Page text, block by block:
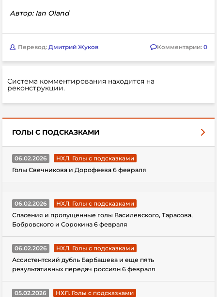
Автор: Ian Oland
Перевод: Дмитрий Жуков Комментарии: 0
Система комментирования находится на
реконструкции.
ГОЛЫ С ПОДСКАЗКАМИ
06.02.2026
НХЛ. Голы с подсказками
Голы Свечникова и Дорофеева 6 февраля
06.02.2026
НХЛ. Голы с подсказками
Спасения и пропущенные голы Василевского, Тарасова,
Бобровского и Сорокина 6 февраля
06.02.2026
НХЛ. Голы с подсказками
Ассистентский дубль Барбашева и еще пять
результативных передач россиян 6 февраля
05.02.2026
НХЛ. Голы с подсказками